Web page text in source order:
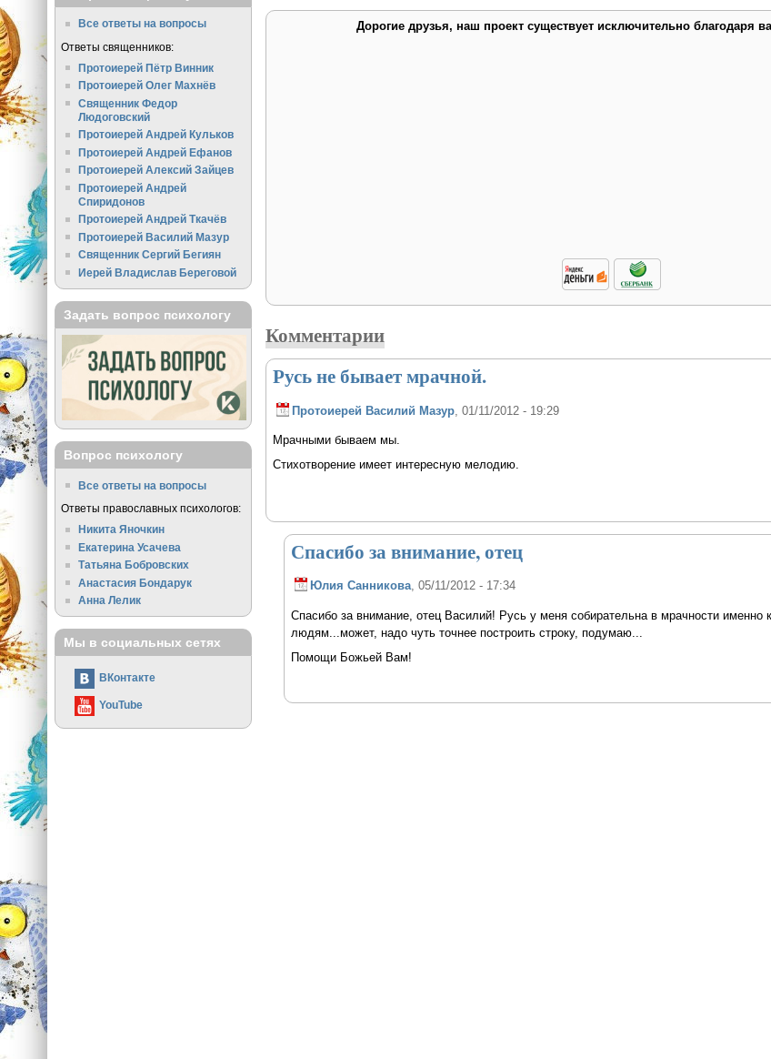
Дорогие друзья, наш проект существует исключительно благодаря
Комментарии
Русь не бывает мрачной.
Протоиерей Василий Мазур, 01/11/2012 - 19:29
Мрачными бываем мы.
Стихотворение имеет интересную мелодию.
Спасибо за внимание, отец
Юлия Санникова, 05/11/2012 - 17:34
Спасибо за внимание, отец Василий! Русь у меня собирательна в мрачности именно к
людям...может, надо чуть точнее построить строку, подумаю...
Помощи Божьей Вам!
Все ответы на вопросы
Ответы священников:
Протоиерей Пётр Винник
Протоиерей Олег Махнёв
Священник Федор
Людоговский
Протоиерей Андрей Кульков
Протоиерей Андрей Ефанов
Протоиерей Алексий Зайцев
Протоиерей Андрей
Спиридонов
Протоиерей Андрей Ткачёв
Протоиерей Василий Мазур
Священник Сергий Бегиян
Иерей Владислав Береговой
Задать вопрос психологу
Вопрос психологу
Все ответы на вопросы
Ответы православных психологов:
Никита Яночкин
Екатерина Усачева
Татьяна Бобровских
Анастасия Бондарук
Анна Лелик
Мы в социальных сетях
ВКонтакте
YouTube